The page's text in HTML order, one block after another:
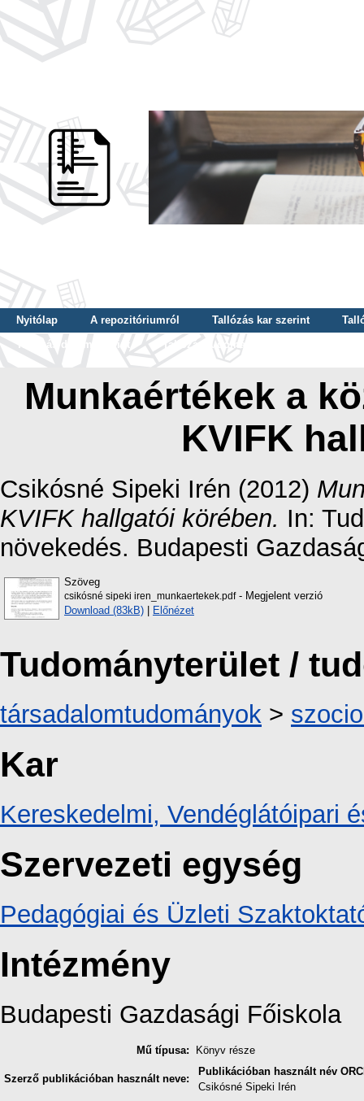
Nyitólap A repozitóriumról Tallózás kar szerint
Tallózás dátum szerint
Tallózás tudományterület szerint
Munkaértékek a
KVIFK
Csikósné Sipeki Irén (2012)
KVIFK hallgatói körében. In:
növekedés. Budapesti
Szöveg
csikósné sipeki iren_munkaertekek.pdf- Megjelent verzió
Download (83kB) | Előnézet
Tudományterület /
társadalomtudományok >
Kar
Kereskedelmi, Vendéglátóipari
Szervezeti egység
Pedagógiai és Üzleti
Intézmény
Budapesti Gazdasági Főiskola
Mű típusa: Könyv része
Szerző publikációban használt neve:
Publikációban használt név
Csikósné Sipeki Irén